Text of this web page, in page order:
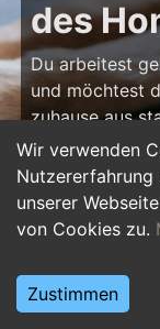
Wir verwenden
Nutzererfahrung
unserer
von Cookies zu.
Zustimmen
des
Du arbeitest
und möchtest
zuhause aus
du zahlreiche
Jobs, die
erledigt
Starte deine
deinen